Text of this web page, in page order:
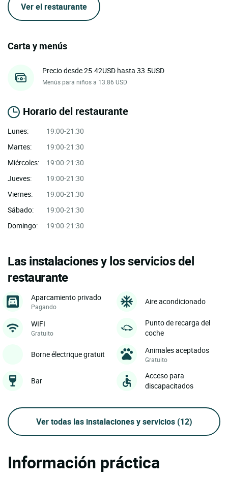
Ver el restaurante
Carta y menús
Precio desde 25.42USD hasta 33.5USD
Menús para niños a 13.86 USD
Horario del restaurante
Lunes:
19:00-21:30
Martes:
19:00-21:30
Miércoles:
19:00-21:30
Jueves:
19:00-21:30
Viernes:
19:00-21:30
Sábado:
19:00-21:30
Domingo:
19:00-21:30
Las instalaciones y los servicios del
restaurante
Aparcamiento privado
Pagando
Aire acondicionado
WIFI
Gratuito
Punto de recarga del
coche
Borne électrique gratuit Animales aceptados
Gratuito
Bar
Acceso para
discapacitados
Ver todas las instalaciones y servicios (12)
Información práctica